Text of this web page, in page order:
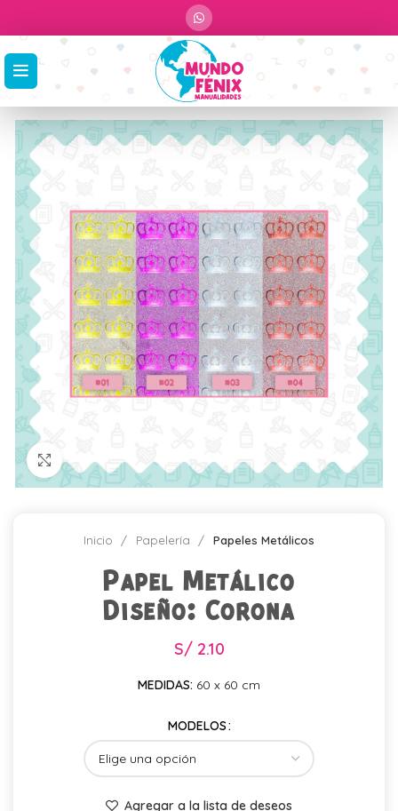
Click para agrandar
Inicio Papelería Papeles Metálicos
Papel Metálico
Diseño: Corona
S/2.10
MEDIDAS: 60 x 60 cm
MODELOS
Agregar a la lista de deseos